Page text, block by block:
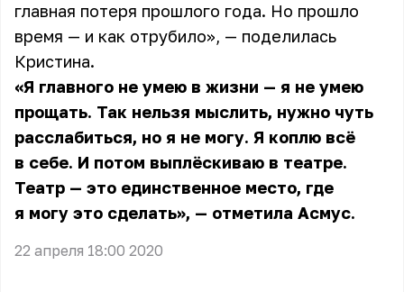
главная потеря прошлого года. Но прошло
время — и как отрубило», — поделилась
Кристина.
«Я главного не умею в жизни — я не умею
прощать. Так нельзя мыслить, нужно чуть
расслабиться, но я не могу. Я коплю всё
в себе. И потом выплёскиваю в театре.
Театр — это единственное место, где
я могу это сделать», — отметила Асмус.
22 апреля 18:00 2020